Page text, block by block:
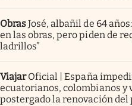
ObrasJosé, albañil de 64
en las obras, pero piden de
ladrillos”
Viajar Oficial | España
ecuatorianos, colombianos y
postergado la renovación del